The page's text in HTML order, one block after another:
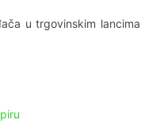
u trgovinskim lancima